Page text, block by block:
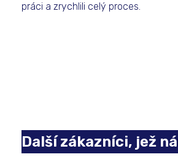
práci a zrychlili celý proces.
Další zákazníci, jež